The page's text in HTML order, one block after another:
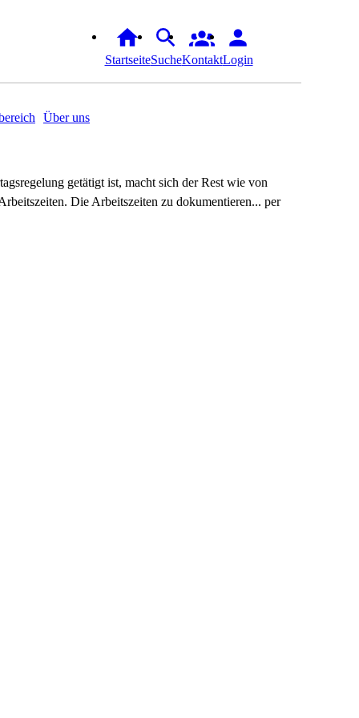
StartseiteSucheKontaktLogin
Über uns
getätigt ist, macht sich der Rest wie von
Die Arbeitszeiten zu dokumentieren... per